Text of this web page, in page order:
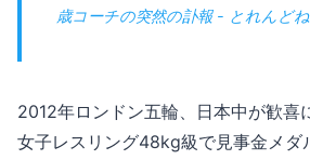
歳コーチの突然の訃報 - とれんど
2012年ロンドン五輪、日本中が歓喜
女子レスリング48kg級で見事金メダ